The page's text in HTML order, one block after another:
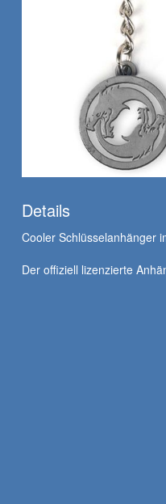
Details
Cooler Schlüsselanhänger
Der offiziell lizenzierte